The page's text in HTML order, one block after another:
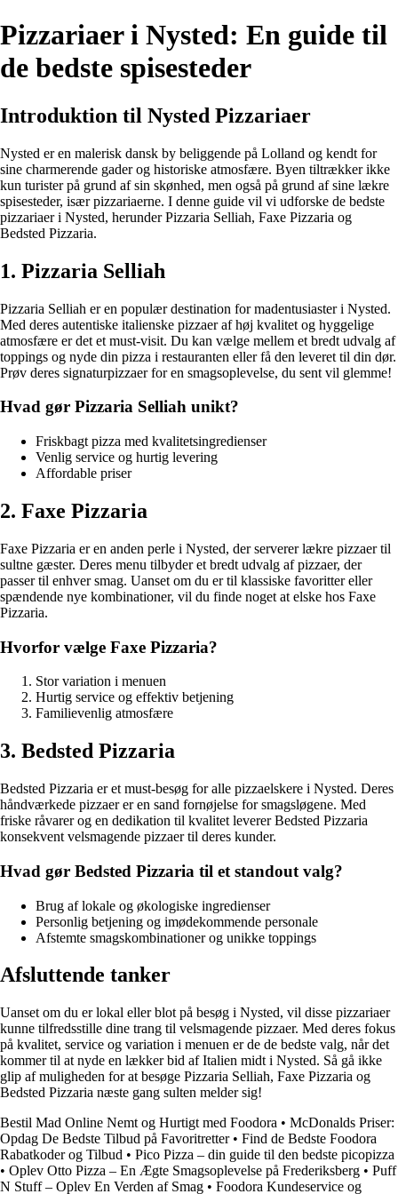
Pizzariaer i Nysted: En guide til
de bedste spisesteder
Introduktion til Nysted Pizzariaer
Nysted er en malerisk dansk by beliggende på Lolland og kendt for
sine charmerende gader og historiske atmosfære. Byen tiltrækker ikke
kun turister på grund af sin skønhed, men også på grund af sine lækre
spisesteder, især pizzariaerne. I denne guide vil vi udforske de bedste
pizzariaer i Nysted, herunder Pizzaria Selliah, Faxe Pizzaria og
Bedsted Pizzaria.
1. Pizzaria Selliah
Pizzaria Selliah er en populær destination for madentusiaster i Nysted.
Med deres autentiske italienske pizzaer af høj kvalitet og hyggelige
atmosfære er det et must-visit. Du kan vælge mellem et bredt udvalg af
toppings og nyde din pizza i restauranten eller få den leveret til din dør.
Prøv deres signaturpizzaer for en smagsoplevelse, du sent vil glemme!
Hvad gør Pizzaria Selliah unikt?
Friskbagt pizza med kvalitetsingredienser
Venlig service og hurtig levering
Affordable priser
2. Faxe Pizzaria
Faxe Pizzaria er en anden perle i Nysted, der serverer lækre pizzaer til
sultne gæster. Deres menu tilbyder et bredt udvalg af pizzaer, der
passer til enhver smag. Uanset om du er til klassiske favoritter eller
spændende nye kombinationer, vil du finde noget at elske hos Faxe
Pizzaria.
Hvorfor vælge Faxe Pizzaria?
Stor variation i menuen
Hurtig service og effektiv betjening
Familievenlig atmosfære
3. Bedsted Pizzaria
Bedsted Pizzaria er et must-besøg for alle pizzaelskere i Nysted. Deres
håndværkede pizzaer er en sand fornøjelse for smagsløgene. Med
friske råvarer og en dedikation til kvalitet leverer Bedsted Pizzaria
konsekvent velsmagende pizzaer til deres kunder.
Hvad gør Bedsted Pizzaria til et standout valg?
Brug af lokale og økologiske ingredienser
Personlig betjening og imødekommende personale
Afstemte smagskombinationer og unikke toppings
Afsluttende tanker
Uanset om du er lokal eller blot på besøg i Nysted, vil disse pizzariaer
kunne tilfredsstille dine trang til velsmagende pizzaer. Med deres fokus
på kvalitet, service og variation i menuen er de de bedste valg, når det
kommer til at nyde en lækker bid af Italien midt i Nysted. Så gå ikke
glip af muligheden for at besøge Pizzaria Selliah, Faxe Pizzaria og
Bedsted Pizzaria næste gang sulten melder sig!
Bestil Mad Online Nemt og Hurtigt med Foodora • McDonalds Priser:
Opdag De Bedste Tilbud på Favoritretter• Find de Bedste Foodora
Rabatkoder og Tilbud • Pico Pizza – din guide til den bedste picopizza
• Oplev Otto Pizza – En Ægte Smagsoplevelse på Frederiksberg • Puff
N Stuff – Oplev En Verden af Smag • Foodora Kundeservice og